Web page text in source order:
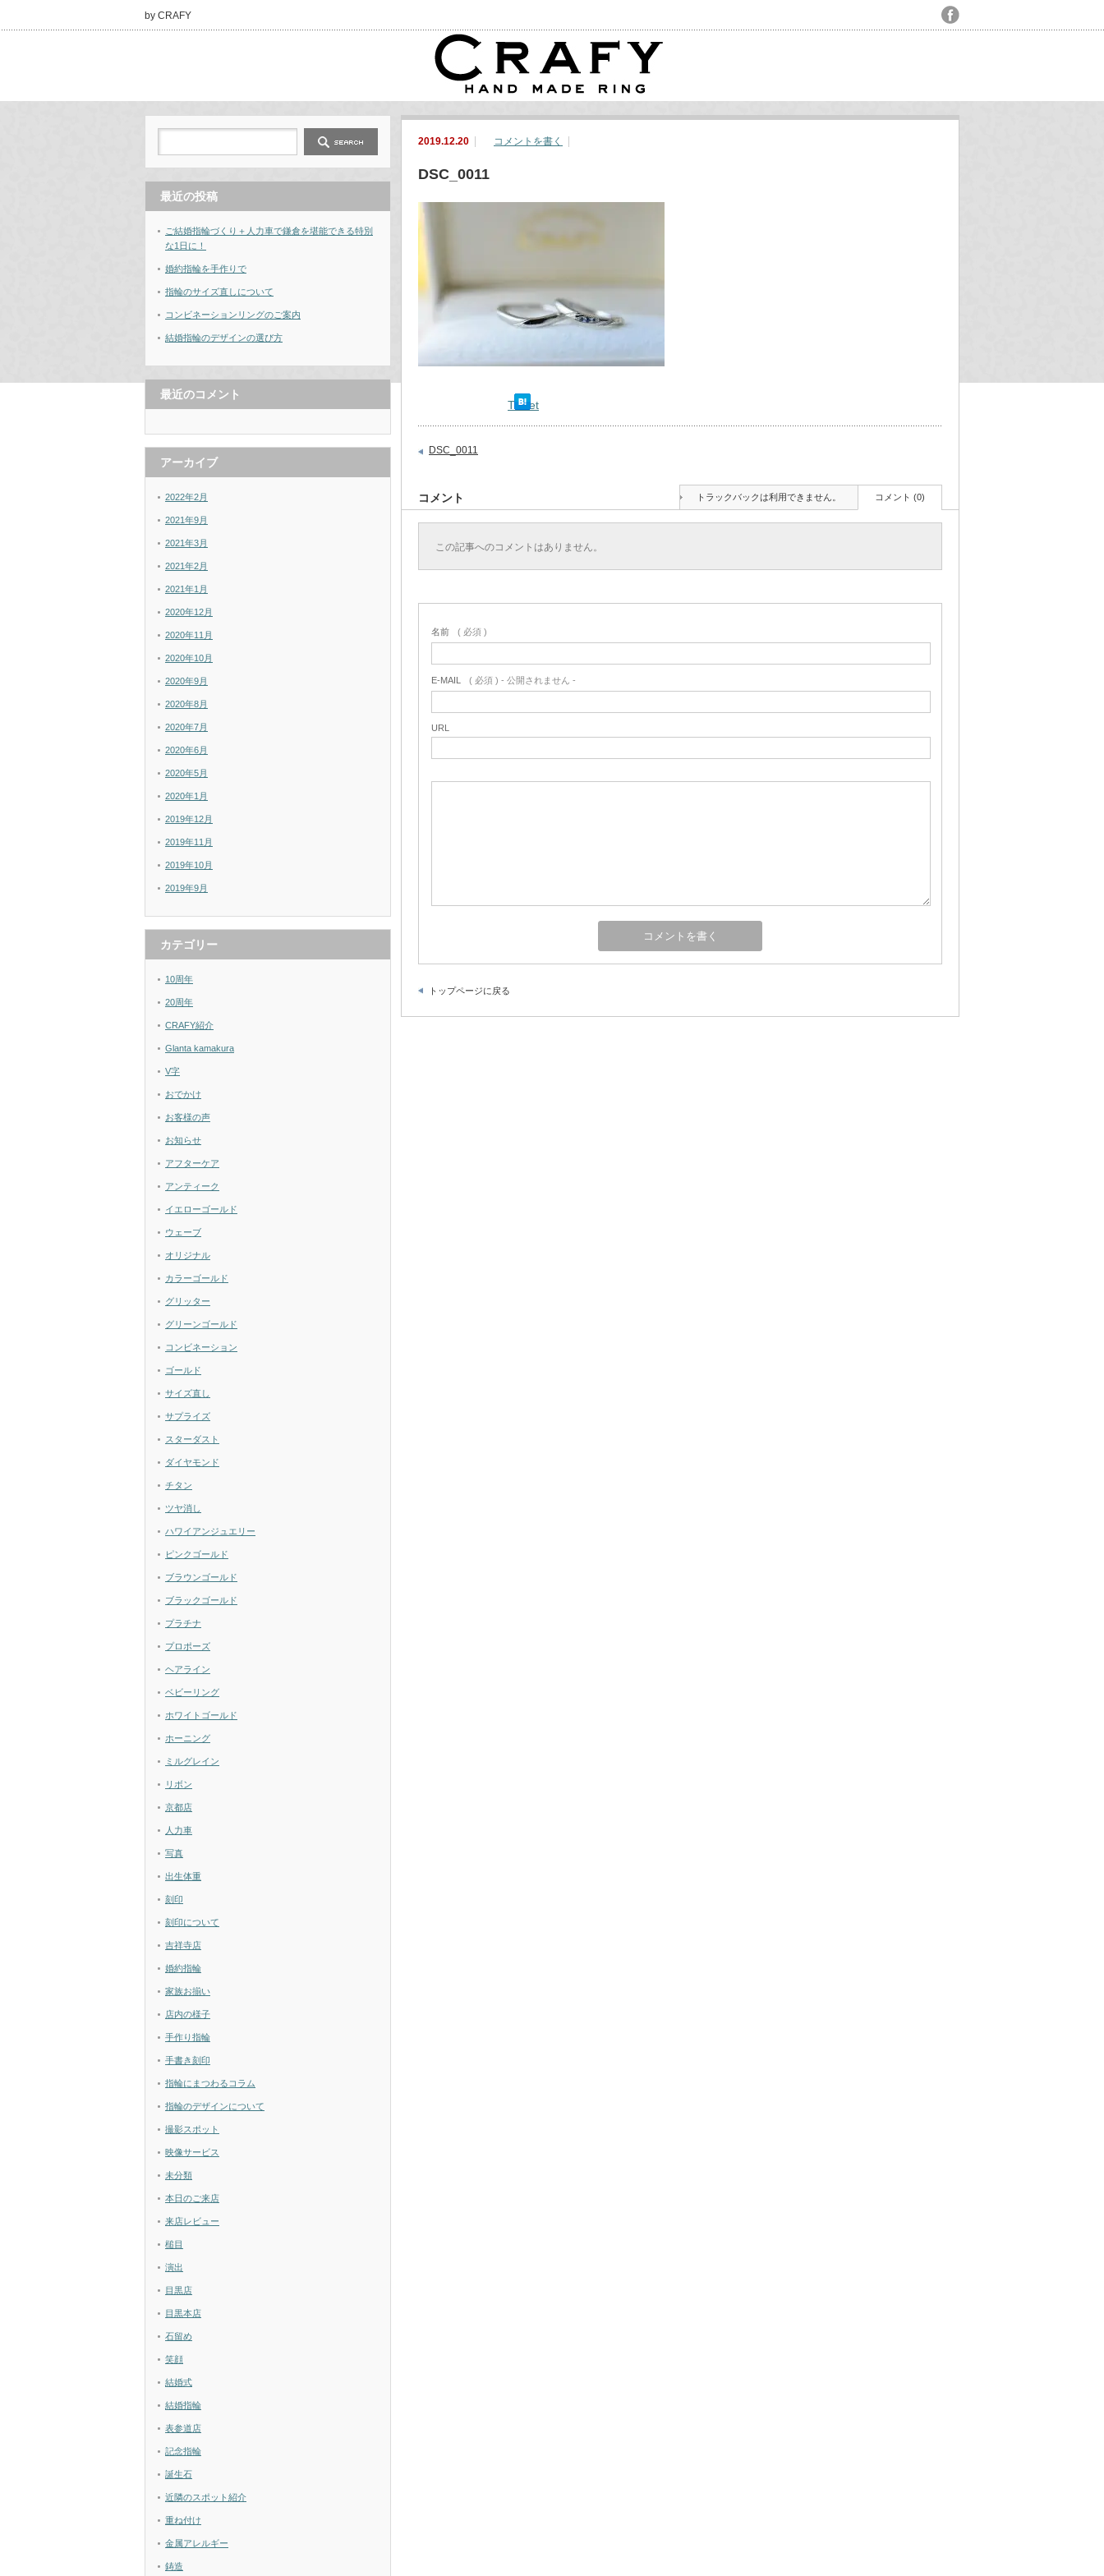
by CRAFY
2019.12.20 コメントを書く
DSC_0011
Tweet
DSC_0011
コメント トラックバックは利用できません。 コメント (0)
この記事へのコメントはありません。
名前 ( 必須 )
E-MAIL ( 必須 ) - 公開されません -
URL
トップページに戻る
最近の投稿
ご結婚指輪づくり＋人力車で鎌倉を堪能できる特別
な1日に！
婚約指輪を手作りで
指輪のサイズ直しについて
コンビネーションリングのご案内
結婚指輪のデザインの選び方
最近のコメント
アーカイブ
2022年2月
2021年9月
2021年3月
2021年2月
2021年1月
2020年12月
2020年11月
2020年10月
2020年9月
2020年8月
2020年7月
2020年6月
2020年5月
2020年1月
2019年12月
2019年11月
2019年10月
2019年9月
カテゴリー
10周年
20周年
CRAFY紹介
Glanta kamakura
V字
おでかけ
お客様の声
お知らせ
アフターケア
アンティーク
イエローゴールド
ウェーブ
オリジナル
カラーゴールド
グリッター
グリーンゴールド
コンビネーション
ゴールド
サイズ直し
サプライズ
スターダスト
ダイヤモンド
チタン
ツヤ消し
ハワイアンジュエリー
ピンクゴールド
ブラウンゴールド
ブラックゴールド
プラチナ
プロポーズ
ヘアライン
ベビーリング
ホワイトゴールド
ホーニング
ミルグレイン
リボン
京都店
人力車
写真
出生体重
刻印
刻印について
吉祥寺店
婚約指輪
家族お揃い
店内の様子
手作り指輪
手書き刻印
指輪にまつわるコラム
指輪のデザインについて
撮影スポット
映像サービス
未分類
本日のご来店
来店レビュー
槌目
演出
目黒店
目黒本店
石留め
笑顔
結婚式
結婚指輪
表参道店
記念指輪
誕生石
近隣のスポット紹介
重ね付け
金属アレルギー
鋳造